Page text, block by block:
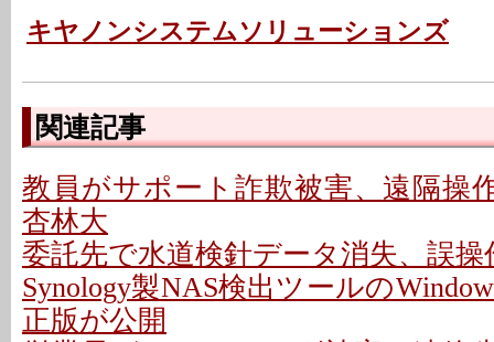
キヤノンシステムソリューションズ
関連記事
教員がサポート詐欺被害、遠隔操
杏林大
委託先で水道検針データ消失、誤
Synology製NAS検出ツールの
正版が公開